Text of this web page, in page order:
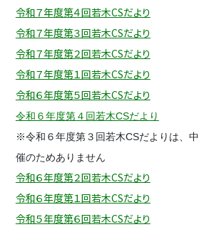
令和７年度第４回若木CSだより
令和７年度第３回若木CSだより
令和７年度第２回若木CSだより
令和７年度第１回若木CSだより
令和６年度第５回若木CSだより
令和６年度第４回若木CSだより
※令和６年度第３回若木CSだよりは、
催のためありません
令和６年度第２回若木CSだより
令和６年度第１回若木CSだより
令和５年度第６回若木CSだより